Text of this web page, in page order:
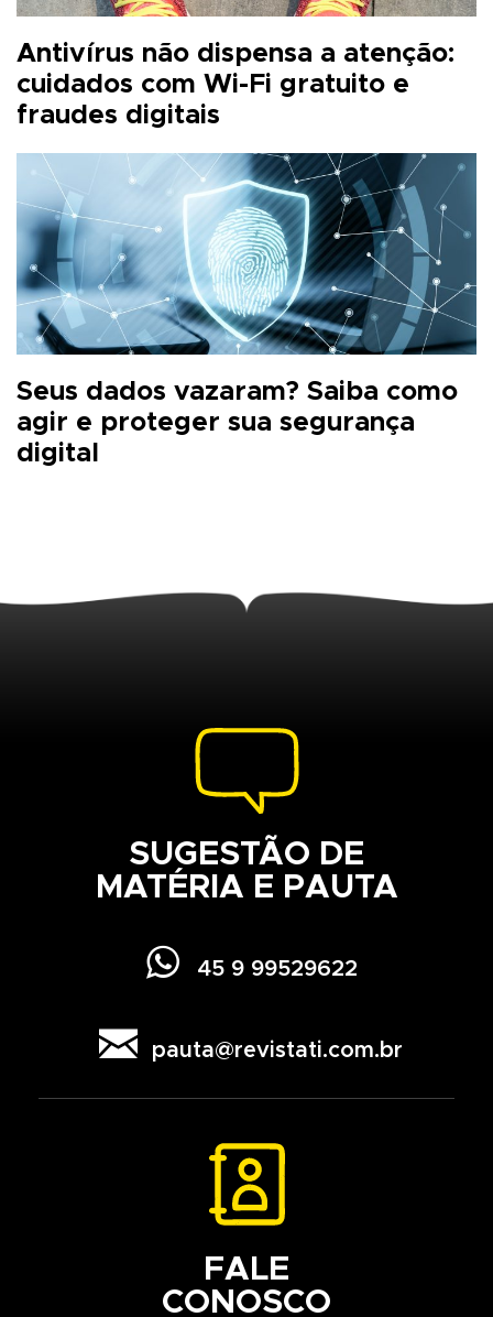
Antivírus não dispensa a atenção:
cuidados com Wi-Fi gratuito e
fraudes digitais
Seus dados vazaram? Saiba como
agir e proteger sua segurança
digital
SUGESTÃO DE
MATÉRIA E PAUTA
 45 9 99529622
 pauta@revistati.com.br
FALE
CONOSCO